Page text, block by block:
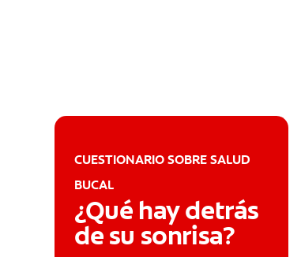
CUESTIONARIO SOBRE SALUD
BUCAL
¿Qué hay detrás
de su sonrisa?